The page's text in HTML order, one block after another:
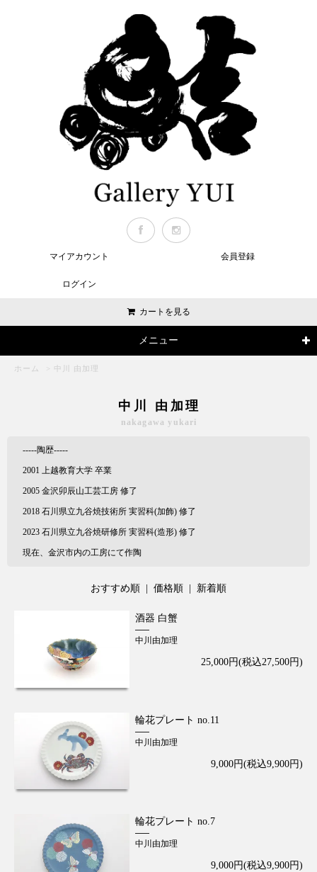
マイアカウント 会員登録
ログイン
カートを見る
メニュー
ホーム > 中川 由加理
中川 由加理
nakagawa yukari
-----陶歴-----
2001 上越教育大学 卒業
2005 金沢卯辰山工芸工房 修了
2018 石川県立九谷焼技術所 実習科(加飾) 修了
2023 石川県立九谷焼研修所 実習科(造形) 修了
現在、金沢市内の工房にて作陶
おすすめ順 価格順 | 新着順
酒器 白蟹
中川由加理
25,000円(税込27,500円)
輪花プレート no.11
中川由加理
9,000円(税込9,900円)
輪花プレート no.7
中川由加理
9,000円(税込9,900円)